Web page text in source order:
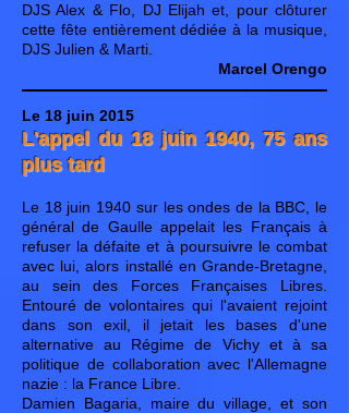
DJS Alex & Flo, DJ Elijah et, pour clôturer
cette fête entièrement dédiée à la musique,
DJS Julien & Marti.
Marcel Orengo
Le 18 juin 2015
L'appel du 18 juin 1940, 75 ans
plus tard
Le 18 juin 1940 sur les ondes de la BBC, le
général de Gaulle appelait les Français à
refuser la défaite et à poursuivre le combat
avec lui, alors installé en Grande-Bretagne,
au sein des Forces Françaises Libres.
Entouré de volontaires qui l'avaient rejoint
dans son exil, il jetait les bases d'une
alternative au Régime de Vichy et à sa
politique de collaboration avec l'Allemagne
nazie : la France Libre.
Damien Bagaria, maire du village, et son